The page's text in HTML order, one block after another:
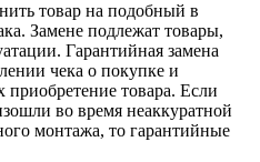
товар на подобный в
Замене подлежат товары,
Гарантийная замена
чека о покупке и
товара. Если
во время неаккуратной
монтажа, то гарантийные